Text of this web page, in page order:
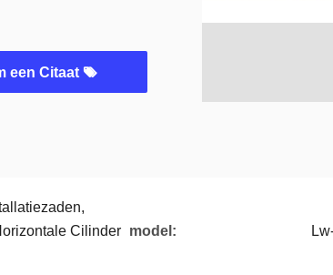
een Citaat
Cilinder model: